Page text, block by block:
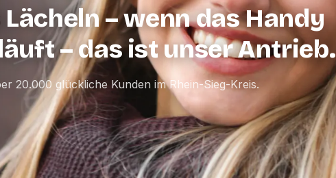
Lächeln – wenn das Handy
– das ist unser Antrieb.
20.000 glückliche Kunden im Rhein-Sieg-Kreis.